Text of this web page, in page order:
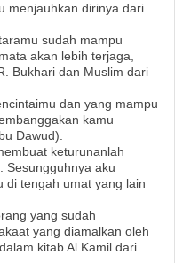
menjauhkan dirinya dari
sudah mampu
akan lebih terjaga,
Bukhari dan Muslim dari
dan yang mampu
kamu
Dawud).
keturunanlah
Sesungguhnya aku
di tengah umat yang lain
yang sudah
yang diamalkan oleh
kitab Al Kamil dari